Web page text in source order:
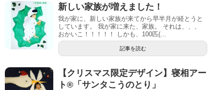
新しい家族が増えました！
我が家に、新しい家族が来てから早半月が経とうと
しています。 我が家に来た、家族。 それは、、、
おかいこ！！！！！ しかも、100匹(...
記事を読む
【クリスマス限定デザイン】寝相アー
ト®「サンタこうのとり」